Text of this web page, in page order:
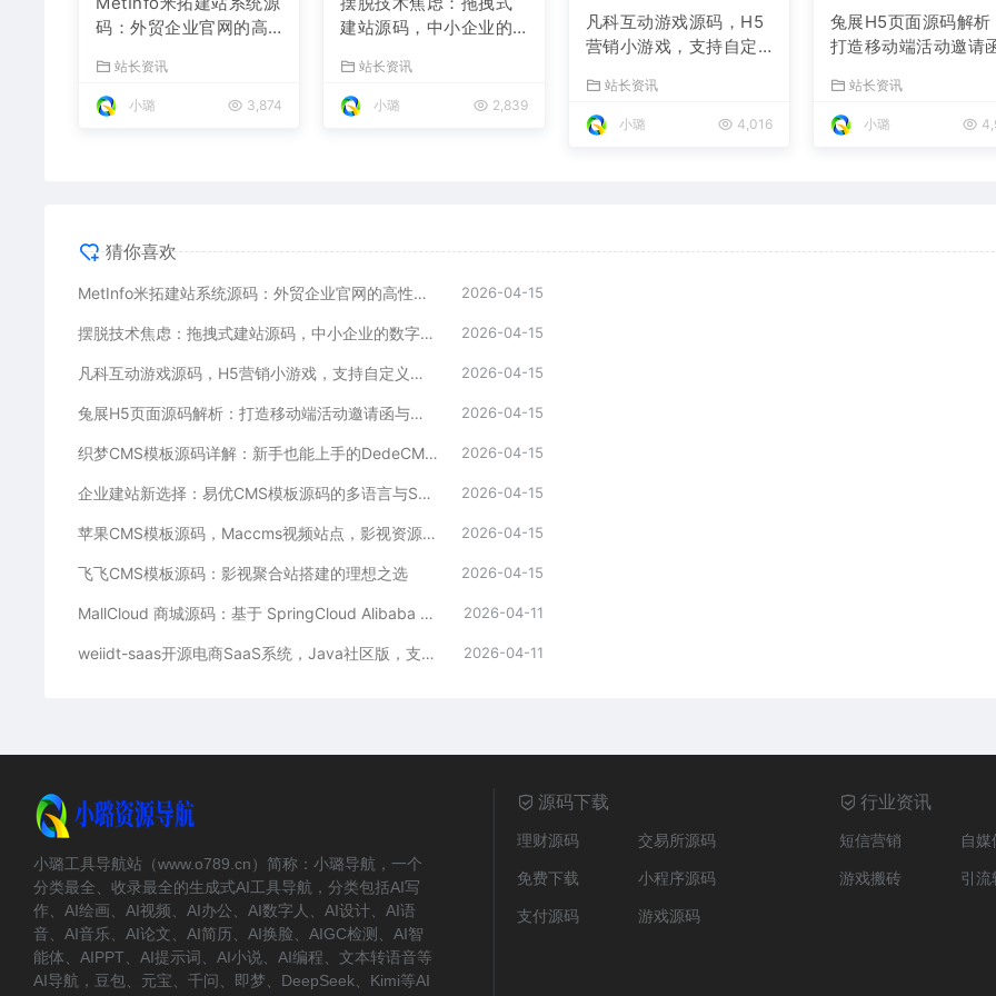
码：外贸企业官网的高
省心落地
站长资讯
小璐 3,874
建站源码，中小企业的
站长资讯
小璐 2,839
凡科互动游戏源码，H5
营销小游戏，支持自定
站长资讯
小璐 4,016
兔展H5页面源码解析
打造移动端活动邀请
站长资讯
小璐
猜你喜欢
MetInfo米拓建站系统源码：外贸企业官网的高性价比之选，内置SEO省心落地 2026-04-15
摆脱技术焦虑：拖拽式建站源码，中小企业的数字化捷径 2026-04-15
凡科互动游戏源码，H5营销小游戏，支持自定义奖品与分享 2026-04-15
兔展H5页面源码解析：打造移动端活动邀请函与宣传页的利器 2026-04-15
织梦CMS模板源码详解：新手也能上手的DedeCMS二次开发与建站指南 2026-04-15
企业建站新选择：易优CMS模板源码的多语言与SEO优势 2026-04-15
苹果CMS模板源码，Maccms视频站点，影视资源站模板首选 2026-04-15
飞飞CMS模板源码：影视聚合站搭建的理想之选 2026-04-15
MallCloud 商城源码：基于 SpringCloud Alibaba 的高并发电商系统深度解析 2026-04-11
weiidt-saas开源电商SaaS系统，Java社区版，支持多租户与插件化扩展 2026-04-11
小璐工具导航站（www.o789.cn）简称：小璐导航，一个
分类最全、收录最全的生成式AI工具导航，分类包括AI写
作、AI绘画、AI视频、AI办公、AI数字人、AI设计、AI语
音、AI音乐、AI论文、AI简历、AI换脸、AIGC检测、AI智
能体、AIPPT、AI提示词、AI小说、AI编程、文本转语音等
AI导航，豆包、元宝、千问、即梦、DeepSeek、Kimi等AI
源码下载
理财源码
交易所源码
免费下载
小程序源码
支付源码
游戏源码
行业资讯
短信营销
自媒
游戏搬砖
引流